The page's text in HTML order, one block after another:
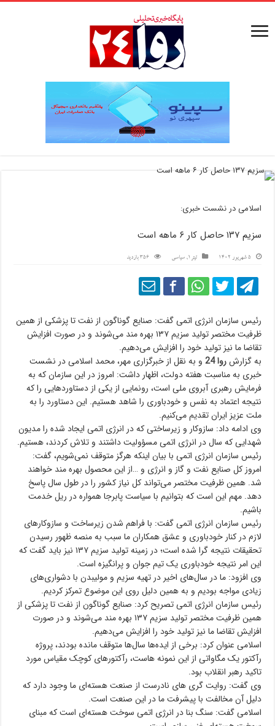
اسلامی در نشست خبری:
سزیم ۱۳۷ حاصل کار ۶ ماهه است
5 شهریور 1402 تیتر1 ,سیاسی 356 بازدید
رئیس سازمان انرژی اتمی گفت: صنایع گوناگون از نفت تا پزشکی از همین
ظرفیت مختصر تولید سزیم ۱۳۷ بهره مند می‌شوند و در صورت افزایش
تقاضا ما نیز تولید خود را افزایش می‌دهیم.
به گزارشروا 24
و به نقل از خبرگزاری مهر، محمد اسلامی در نشست
خبری به مناسبت هفته دولت، اظهار داشت: امروز در این سازمان که به
فرمایش رهبری آبروی ملی است، رونمایی از یکی از دستاوردهایی را که
نتیجه اعتماد به نفس و خودباوری را شاهد هستیم. این دستاورد را به
ملت عزیز ایران تقدیم می‌کنیم.
وی ادامه داد: سازوکار و زیرساختی که در انرژی اتمی ایجاد شده را مدیون
شهدایی که سال در انرژی اتمی مسؤولیت داشتند و تلاش کردند، هستیم.
رئیس سازمان انرژی اتمی با بیان اینکه هرگز متوقف نمی‌شویم، گفت:
امروز کل صنایع نفت و گاز و انرژی و …از این محصول بهره مند خواهند
شد. همین ظرفیت مختصر می‌تواند کل نیاز کشور را در طول سال پاسخ
دهد. مهم این است که بتوانیم با سیاست پابرجا همواره در ریل خدمت
باشیم.
رئیس سازمان انرژی اتمی گفت: با فراهم شدن زیرساخت و سازوکارهای
لازم در کنار خودباوری و عشق همکاران ما سبب به منصه ظهور رسیدن
تحقیقات نتیجه گرا شده است؛ در زمینه تولید سزیم ۱۳۷ نیز باید گفت که
این امر نتیجه خودباوری یک تیم جوان و پرانگیزه است.
وی افزود: ما در سال‌های اخیر در تهیه سزیم و مولیبدن با دشواری‌های
زیادی مواجه بودیم و به همین دلیل روی این موضوع تمرکز کردیم.
رئیس سازمان انرژی اتمی تصریح کرد: صنایع گوناگون از نفت تا پزشکی از
همین ظرفیت مختصر تولید سزیم ۱۳۷ بهره مند می‌شوند و در صورت
افزایش تقاضا ما نیز تولید خود را افزایش می‌دهیم.
اسلامی عنوان کرد: برخی از ایده‌ها سال‌ها متوقف مانده بودند، پروژه
رآکتور یک مگاواتی از این نمونه هاست، رآکتورهای کوچک مقیاس مورد
تاکید رهبر انقلاب بود.
وی گفت: روایت گری های نادرست از صنعت هسته‌ای ما وجود دارد که
دلیل آن مخالفت با پیشرفت ما در این صنعت است.
اسلامی گفت: سنگ بنا در انرژی اتمی سوخت هسته‌ای است که مبنای